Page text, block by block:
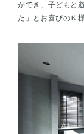
ができ、子どもと
た」とお喜びのＫ